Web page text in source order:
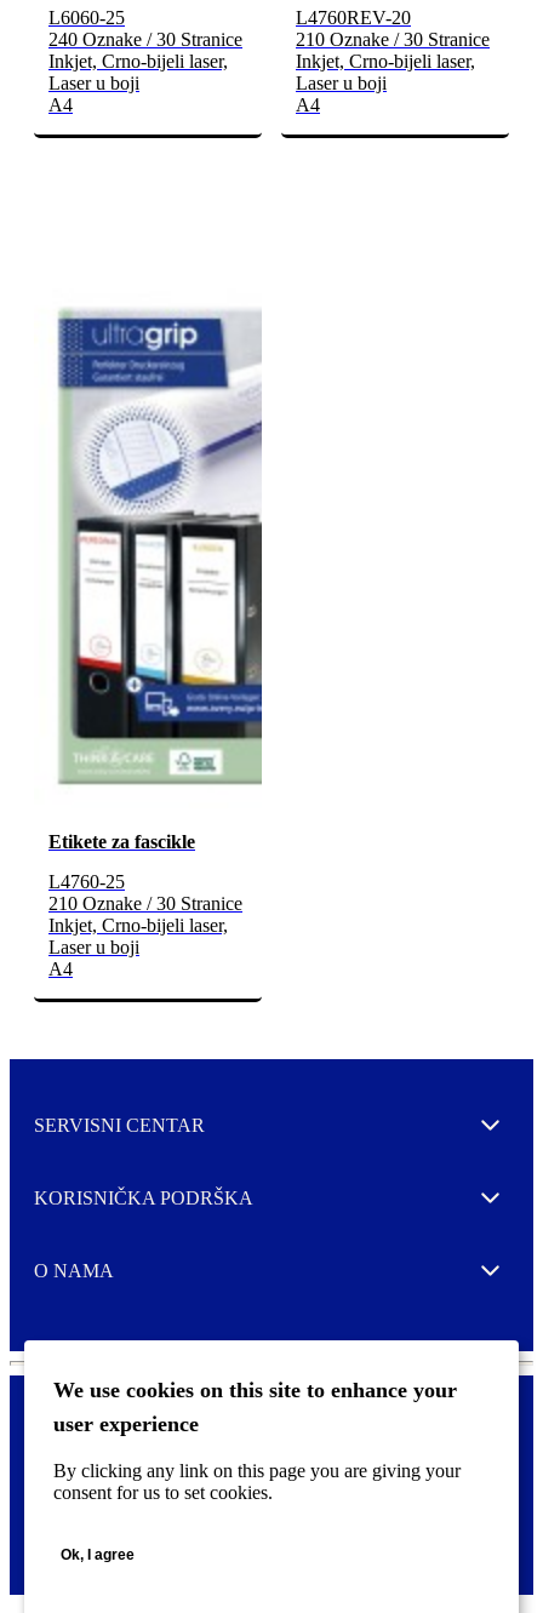
We use cookies on this site to enhance your
user experience
By clicking any link on this page you are giving your
consent for us to set cookies.
Ok, I agree
L6060-25
240 Oznake / 30 Stranice
Inkjet, Crno-bijeli laser,
Laser u boji
A4
L4760REV-20
210 Oznake / 30 Stranice
Inkjet, Crno-bijeli laser,
Laser u boji
A4
Etikete za fascikle
L4760-25
210 Oznake / 30 Stranice
Inkjet, Crno-bijeli laser,
Laser u boji
A4
SERVISNI CENTAR Expand
KORISNIČKA PODRŠKA Expand
O NAMA Expand
o
Pravne i tzv. Cookie obavijesti